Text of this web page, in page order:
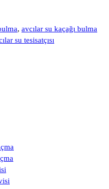
, avcılar su kaçağı bulma
su tesisatçısı